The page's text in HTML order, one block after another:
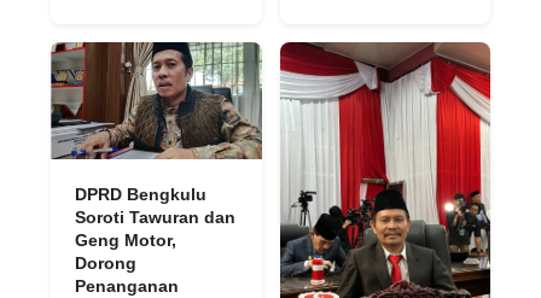
DPRD Bengkulu
Soroti Tawuran dan
Geng Motor,
Dorong
Penanganan